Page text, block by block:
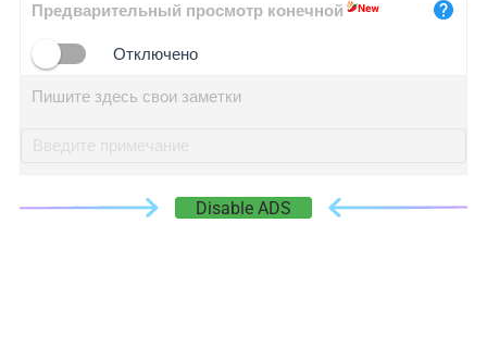
Предварительный просмотр конечной
Отключено
Пишите здесь свои заметки
Disable ADS